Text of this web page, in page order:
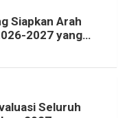
Siapkan Arah
2027 yang
Seluruh